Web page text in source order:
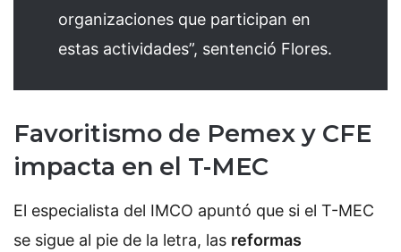
organizaciones que participan en
estas actividades”, sentenció Flores.
Favoritismo de Pemex y CFE
impacta en el T-MEC
El especialista del IMCO apuntó que si el T-MEC
se sigue al pie de la letra, las reformas